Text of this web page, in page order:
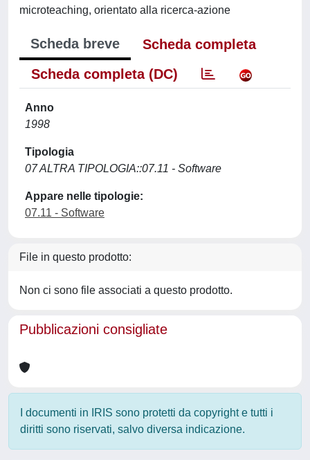
microteaching, orientato alla ricerca-azione
Scheda breve
Scheda completa
Scheda completa (DC)
Anno
1998
Tipologia
07 ALTRA TIPOLOGIA::07.11 - Software
Appare nelle tipologie:
07.11 - Software
File in questo prodotto:
Non ci sono file associati a questo prodotto.
Pubblicazioni consigliate
I documenti in IRIS sono protetti da copyright e tutti i
diritti sono riservati, salvo diversa indicazione.